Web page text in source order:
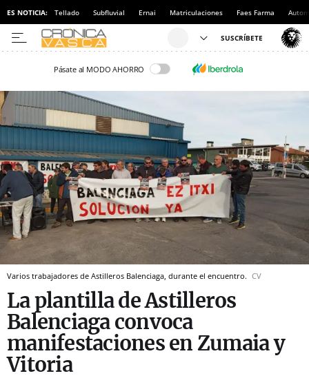
ES NOTICIA: Tellado Subfluvial Ernai Matriculaciones Faes Farma
Pásate al MODO AHORRO
Varios trabajadores de Astilleros Balenciaga, durante el encuentro. CV
La plantilla de Astilleros
Balenciaga convoca
manifestaciones en Zumaia y
Vitoria